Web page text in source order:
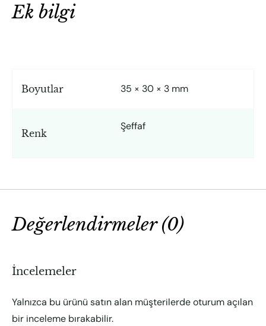
Ek bilgi
Boyutlar 35 × 30 × 3 mm
Renk
Şeffaf
Değerlendirmeler (0)
İncelemeler
Yalnızca bu ürünü satın alan müşterilerde oturum açılan
bir inceleme bırakabilir.